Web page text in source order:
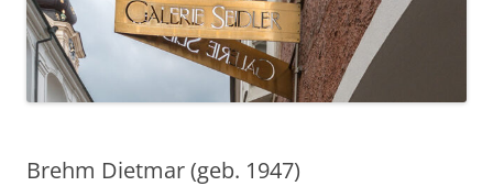
Brehm Dietmar (geb. 1947)